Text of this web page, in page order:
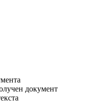
документ